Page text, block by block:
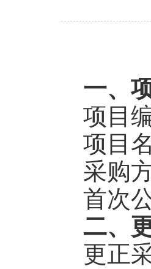
一、
项目
项目
采购
首次
二、
更正